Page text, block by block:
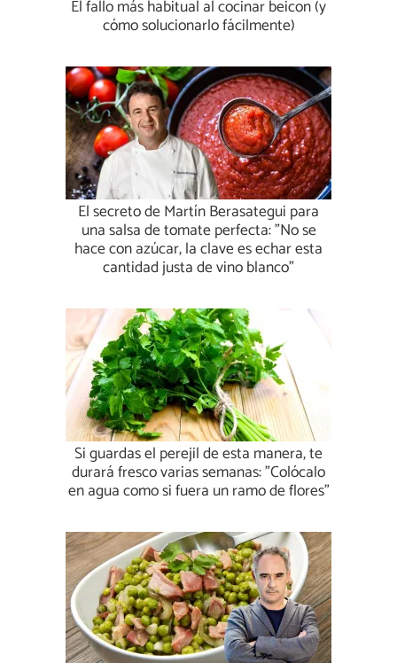
El fallo más habitual al cocinar beicon (y
cómo solucionarlo fácilmente)
El secreto de Martín Berasategui para
una salsa de tomate perfecta: "No se
hace con azúcar, la clave es echar esta
cantidad justa de vino blanco"
Si guardas el perejil de esta manera, te
durará fresco varias semanas: "Colócalo
en agua como si fuera un ramo de flores"